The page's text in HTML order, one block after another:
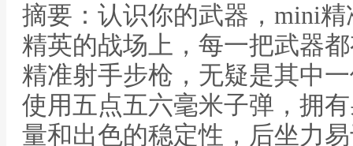
摘要：认识你的武器，mini
精英的战场上，每一把武器
精准射手步枪，无疑是其中
使用五点五六毫米子弹，拥
量和出色的稳定性，后坐力